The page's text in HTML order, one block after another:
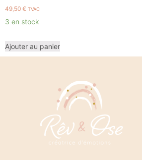
49,50 € TVAC
3 en stock
Ajouter au panier